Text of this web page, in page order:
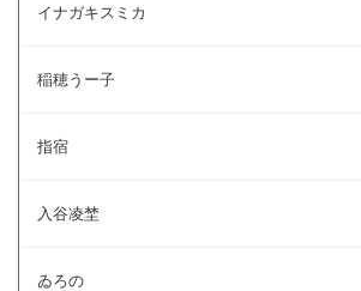
イナガキスミカ
稲穂うー子
指宿
入谷凌埜
ゐろの